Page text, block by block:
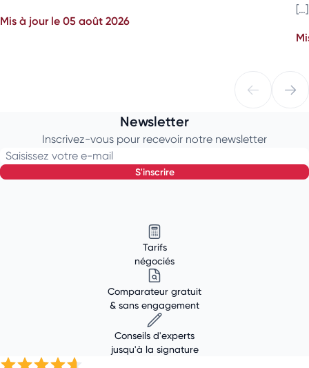
Mis à jour le 05 août 2026
[…]
Newsletter
Inscrivez-vous pour recevoir notre newsletter
Saisissez votre e-mail
s'inscrire
Tarifs
négociés
Comparateur gratuit
& sans engagement
Conseils d'experts
jusqu'à la signature